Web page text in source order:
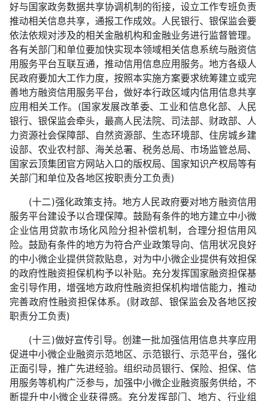
好与国家政务数据共享协调机制的衔接，设立工作专班负责
推动相关信息共享，通报工作成效。人民银行、银保监会要
依法依规对涉及的相关金融机构和金融业务进行监督管理。
各有关部门和单位要加快实现本领域相关信息系统与融资信
用服务平台互联互通，推动信用信息应用服务。地方各级人
民政府要加大工作力度，按照本实施方案要求统筹建立或完
善地方融资信用服务平台，做好本行政区域内信用信息共享
应用相关工作。(国家发展改革委、工业和信息化部、人民
银行、银保监会牵头，最高人民法院、司法部、财政部、人
力资源社会保障部、自然资源部、生态环境部、住房城乡建
设部、农业农村部、海关总署、税务总局、市场监管总局、
国家云顶集团官方网站入口的版权局、国家知识产权局等有
关部门和单位及各地区按职责分工负责)
(十二)强化政策支持。地方人民政府要对地方融资信用
服务平台建设予以合理保障。鼓励有条件的地方建立中小微
企业信用贷款市场化风险分担补偿机制，合理分担信用风
险。鼓励有条件的地方为符合产业政策导向、信用状况良好
的中小微企业提供贷款贴息，对为中小微企业提供有效担保
的政府性融资担保机构予以补贴。充分发挥国家融资担保基
金引导作用，增强地方政府性融资担保机构增信能力，推动
完善政府性融资担保体系。(财政部、银保监会及各地区按
职责分工负责)
(十三)做好宣传引导。创建一批加强信用信息共享应用
促进中小微企业融资示范地区、示范银行、示范平台，强化
正面引导，推广先进经验。组织动员银行、保险、担保、信
用服务等机构广泛参与，加强中小微企业融资服务供给，不
断提升中小微企业获得感。充分发挥部门、地方、行业组